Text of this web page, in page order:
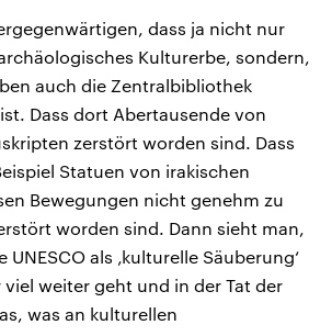
dass ja nicht nur
Kulturerbe, sondern,
auch die Zentralbibliothek
Dass dort Abertausende von
zerstört worden sind. Dass
Statuen von irakischen
Bewegungen nicht genehm zu
worden sind. Dann sieht man,
UNESCO als ‚kulturelle Säuberung‘
weiter geht und in der Tat der
was an kulturellen